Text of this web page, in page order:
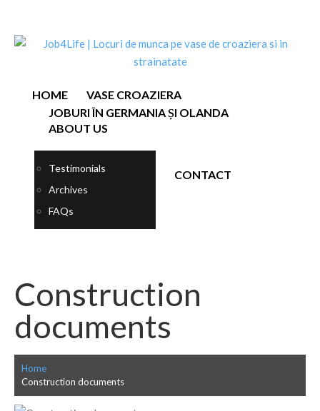
HOME
VASE CROAZIERA
JOBURI ÎN GERMANIA ȘI OLANDA
ABOUT US
Testimonials
Archives
FAQs
CONTACT
Construction
documents
Home
Construction documents